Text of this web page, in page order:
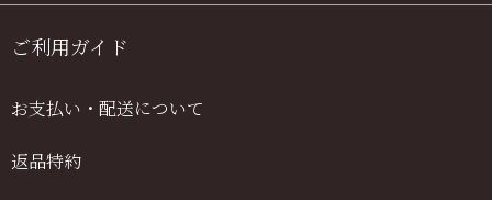
ご利用ガイド
お支払い・配送について
返品特約